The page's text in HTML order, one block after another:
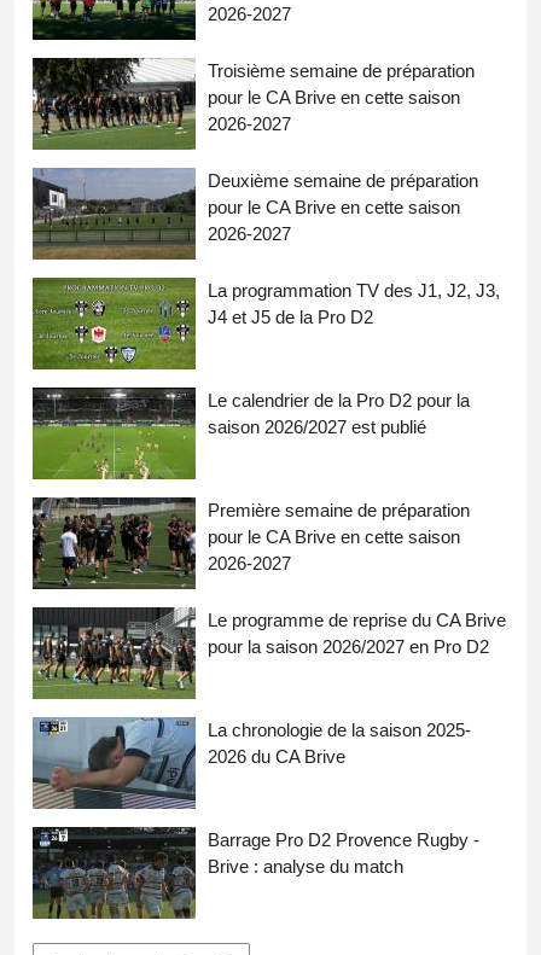
2026-2027
Troisième semaine de préparation
pour le CA Brive en cette saison
2026-2027
Deuxième semaine de préparation
pour le CA Brive en cette saison
2026-2027
La programmation TV des J1, J2, J3,
J4 et J5 de la Pro D2
Le calendrier de la Pro D2 pour la
saison 2026/2027 est publié
Première semaine de préparation
pour le CA Brive en cette saison
2026-2027
Le programme de reprise du CA Brive
pour la saison 2026/2027 en Pro D2
La chronologie de la saison 2025-
2026 du CA Brive
Barrage Pro D2 Provence Rugby -
Brive : analyse du match